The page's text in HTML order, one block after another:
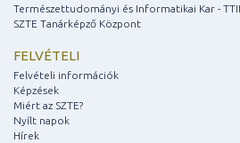
Természettudományi és Informatikai Kar -
SZTE Tanárképző Központ
FELVÉTELI
Felvételi információk
Képzések
Miért az SZTE?
Nyílt napok
Hírek